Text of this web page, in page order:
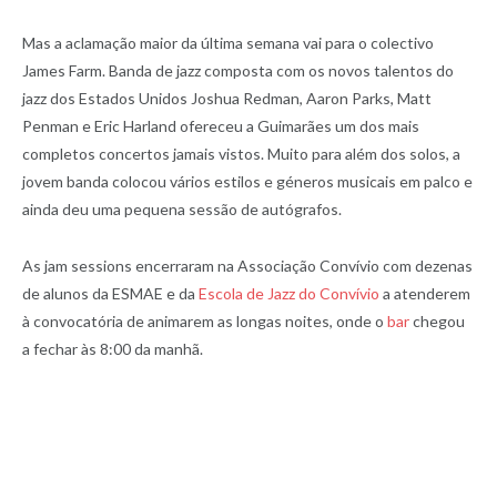
Mas a aclamação maior da última semana vai para o colectivo
James Farm. Banda de jazz composta com os novos talentos do
jazz dos Estados Unidos Joshua Redman, Aaron Parks, Matt
Penman e Eric Harland ofereceu a Guimarães um dos mais
completos concertos jamais vistos. Muito para além dos solos, a
jovem banda colocou vários estilos e géneros musicais em palco e
ainda deu uma pequena sessão de autógrafos.
As jam sessions encerraram na Associação Convívio com dezenas
de alunos da ESMAE e da Escola de Jazz do Convívio a atenderem
à convocatória de animarem as longas noites, onde o barchegou
a fechar às 8:00 da manhã.